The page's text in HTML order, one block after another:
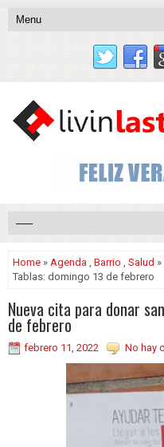
Home » Agenda , Barrio , Salud
Tablas: domingo 13 de febrero
Nueva cita para donar
de febrero
febrero 11, 2022 No hay